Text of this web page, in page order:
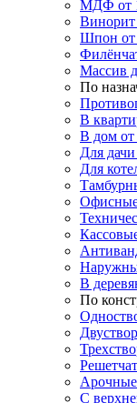
МДФ от
Винорит
Шпон
Массив
По
В
В дом
Для дачи
Для
В
По
Арочные
С